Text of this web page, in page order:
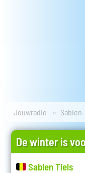
Jouwradio Sabien
De winter is
Sabien Tiels